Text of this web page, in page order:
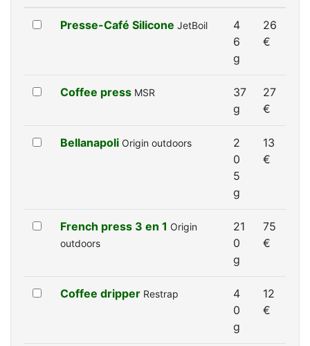
Presse-Café Silicone JetBoil
4
6
g
26
€
Coffee press MSR
37
g
27
€
Bellanapoli Origin outdoors
2
0
5
g
13
€
French press 3 en 1 Origin
outdoors
21
0
g
75
€
Coffee dripper Restrap
4
0
g
12
€